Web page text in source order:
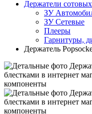
Держатели
ЗУ
ЗУ Сетевые
Плееры
Гарнитуры,
Держатель